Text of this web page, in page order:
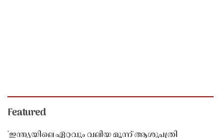
Featured
'ഇന്ത്യയിലെ ഏറ്റവും വലിയ മൂന്ന് ആശുപത്രി